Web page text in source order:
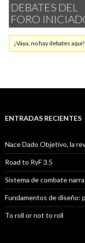
DEBATES DEL
FORO
¡Vaya, no hay debates aquí!
ENTRADAS RECIENTES
Nace Dado Objetivo, la
Road to RyF 3.5
Sistema de combate
Fundamentos de diseño:
To roll or not to roll